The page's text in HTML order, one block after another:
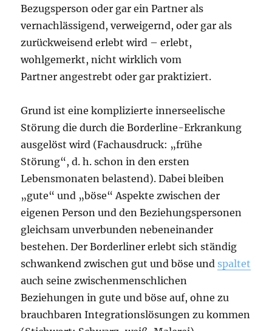
Bezugsperson oder gar ein Partner als
vernachlässigend, verweigernd, oder gar als
zurückweisend erlebt wird – erlebt,
wohlgemerkt, nicht wirklich vom
Partner angestrebt oder gar praktiziert.
Grund ist eine komplizierte innerseelische
Störung die durch die Borderline-Erkrankung
ausgelöst wird (Fachausdruck: „frühe
Störung“, d. h. schon in den ersten
Lebensmonaten belastend). Dabei bleiben
„gute“ und „böse“ Aspekte zwischen der
eigenen Person und den Beziehungspersonen
gleichsam unverbunden nebeneinander
bestehen. Der Borderliner erlebt sich ständig
schwankend zwischen gut und böse und spaltet
auch seine zwischenmenschlichen
Beziehungen in gute und böse auf, ohne zu
brauchbaren Integrationslösungen zu kommen